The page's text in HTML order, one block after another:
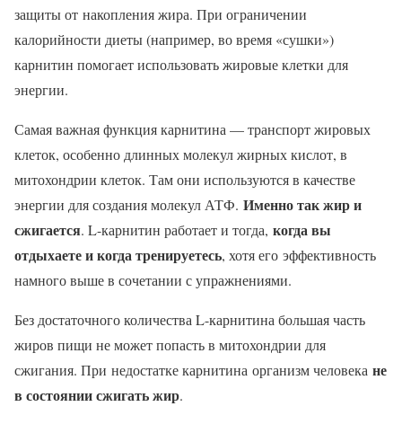
защиты от накопления жира. При ограничении
калорийности диеты (например, во время «сушки»)
карнитин помогает использовать жировые клетки для
энергии.
Самая важная функция карнитина — транспорт жировых
клеток, особенно длинных молекул жирных кислот, в
митохондрии клеток. Там они используются в качестве
энергии для создания молекул АТФ. Именно так жир и
сжигается. L-карнитин работает и тогда, когда вы
отдыхаете и когда тренируетесь, хотя его эффективность
намного выше в сочетании с упражнениями.
Без достаточного количества L-карнитина большая часть
жиров пищи не может попасть в митохондрии для
сжигания. При недостатке карнитина организм человека не
в состоянии сжигать жир.